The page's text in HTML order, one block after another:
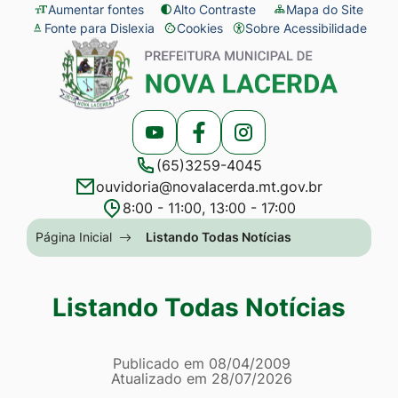
Seção
de
atalhos
acessibilidade
Ir
para
conteúdo
menu
[alt+2]
para
Aumentar fontes Alto Contraste
Mapa do Site
Fonte para Dislexia
Cookies
Abrir
preferências
de
cookies
Sobre Acessibilidade
Seção
menu
Acessar
a
Rede
Social
Acessar
a
Rede
Social
Acessar
a
Rede
Social
(65)3259-4045
ouvidoria@novalacerda.mt.gov.br
8:00 - 11:00, 13:00 - 17:00
Seção
do
principal
Página Inicial Listando Todas Notícias
Listando Todas Notícias
Página Listando Todas
Informações
Publicado em 08/04/2009
Atualizado em 28/07/2026